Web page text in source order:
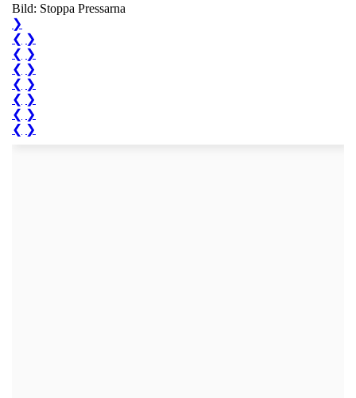
Bild: Stoppa Pressarna
❯
❮ ❯
❮ ❯
❮ ❯
❮ ❯
❮ ❯
❮ ❯
❮ ❯